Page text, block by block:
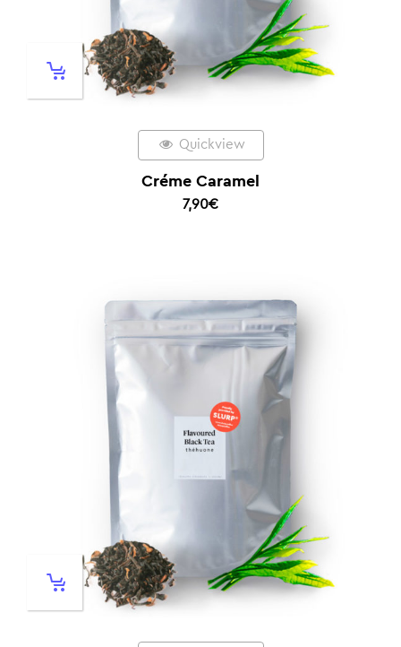
Quickview
Créme Caramel
7,90€